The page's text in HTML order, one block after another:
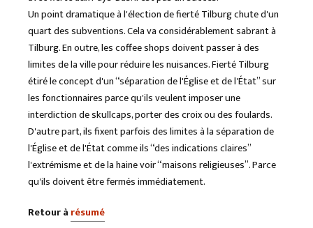
Un point dramatique à l'élection de fierté Tilburg chute d'un
quart des subventions. Cela va considérablement sabrant à
Tilburg. En outre, les coffee shops doivent passer à des
limites de la ville pour réduire les nuisances. Fierté Tilburg
étiré le concept d'un “séparation de l'Église et de l'État” sur
les fonctionnaires parce qu'ils veulent imposer une
interdiction de skullcaps, porter des croix ou des foulards.
D'autre part, ils fixent parfois des limites à la séparation de
l'Église et de l'État comme ils “des indications claires”
l'extrémisme et de la haine voir “maisons religieuses”. Parce
qu'ils doivent être fermés immédiatement.
Retour à résumé